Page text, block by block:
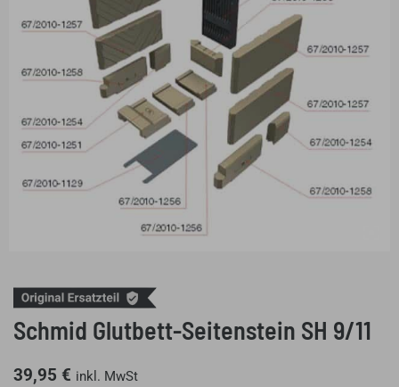
Schmid Glutbett-Seitenstein SH 9/11
39,95 € inkl. MwSt